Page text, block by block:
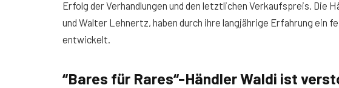
Erfolg der Verhandlungen und den letztlichen Verkaufspreis. Die
und Walter Lehnertz, haben durch ihre langjährige Erfahrung ein
entwickelt.
“Bares für Rares“-Händler Waldi ist